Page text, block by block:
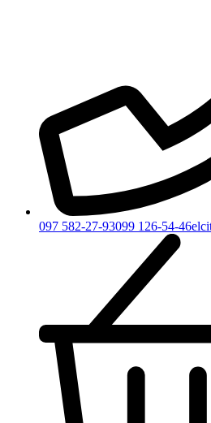
097 582-27-93099 126-54-46